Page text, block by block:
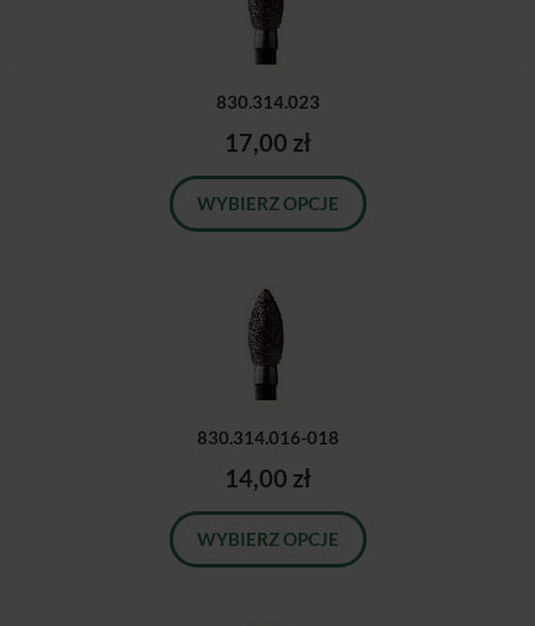
830.314.023
17,00 zł
WYBIERZ OPCJE
830.314.016-018
14,00 zł
WYBIERZ OPCJE